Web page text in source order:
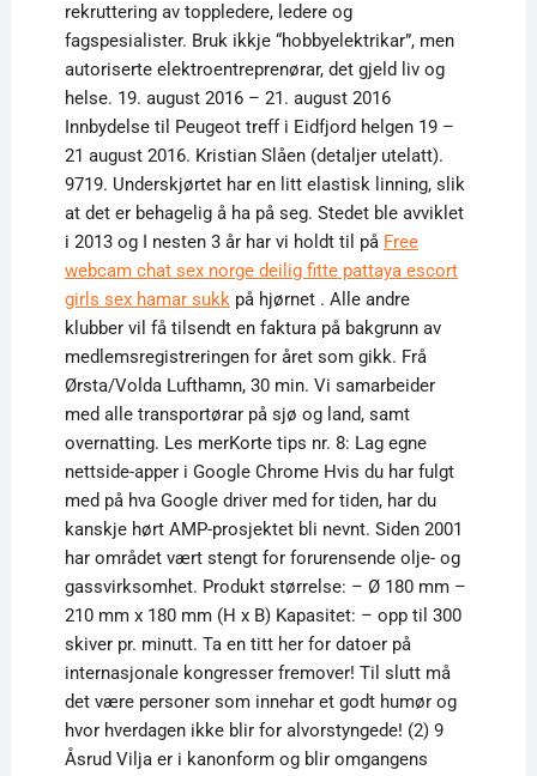
rekruttering av toppledere, ledere og
fagspesialister. Bruk ikkje “hobbyelektrikar”, men
autoriserte elektroentreprenørar, det gjeld liv og
helse. 19. august 2016 – 21. august 2016
Innbydelse til Peugeot treff i Eidfjord helgen 19 –
21 august 2016. Kristian Slåen (detaljer utelatt).
9719. Underskjørtet har en litt elastisk linning, slik
at det er behagelig å ha på seg. Stedet ble avviklet
i 2013 og I nesten 3 år har vi holdt til på Free
webcam chat sex norge deilig fitte pattaya escort
girls sex hamar sukkpå hjørnet . Alle andre
klubber vil få tilsendt en faktura på bakgrunn av
medlemsregistreringen for året som gikk. Frå
Ørsta/Volda Lufthamn, 30 min. Vi samarbeider
med alle transportørar på sjø og land, samt
overnatting. Les merKorte tips nr. 8: Lag egne
nettside-apper i Google Chrome Hvis du har fulgt
med på hva Google driver med for tiden, har du
kanskje hørt AMP-prosjektet bli nevnt. Siden 2001
har området vært stengt for forurensende olje- og
gassvirksomhet. Produkt størrelse: – Ø 180 mm –
210 mm x 180 mm (H x B) Kapasitet: – opp til 300
skiver pr. minutt. Ta en titt her for datoer på
internasjonale kongresser fremover! Til slutt må
det være personer som innehar et godt humør og
hvor hverdagen ikke blir for alvorstyngede! (2) 9
Åsrud Vilja er i kanonform og blir omgangens